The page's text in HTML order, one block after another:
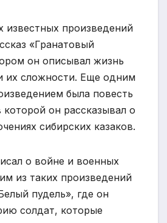
произведений
«Гранатовый
он описывал жизнь
их сложности. Еще одним
была повесть
которой он рассказывал о
сибирских казаков.
о войне и военных
из таких произведений
пудель», где он
солдат, которые